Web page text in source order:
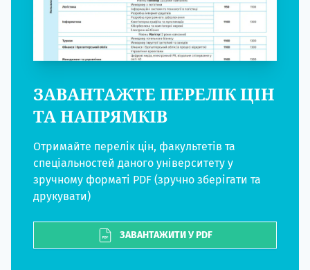
ЗАВАНТАЖТЕ ПЕРЕЛІК ЦІН
ТА НАПРЯМКІВ
Отримайте перелік цін, факультетів та
спеціальностей даного університету у
зручному форматі PDF (зручно зберігати та
друкувати)
ЗАВАНТАЖИТИ У PDF